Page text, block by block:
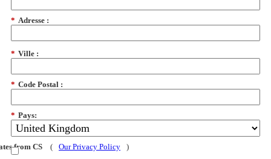
* Adresse :
* Ville :
* Code Postal :
* Pays:
from CS ( Our Privacy Policy )